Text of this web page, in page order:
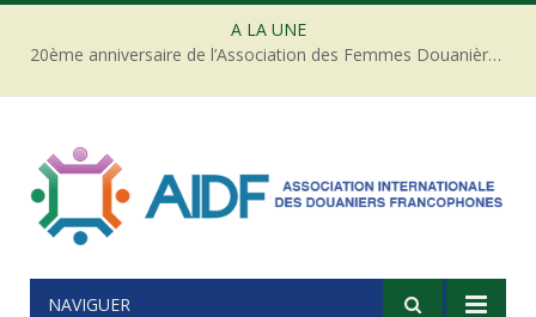
A LA UNE
20ème anniversaire de l’Association des Femmes Douanières de Côte d’ivoire
NAVIGUER